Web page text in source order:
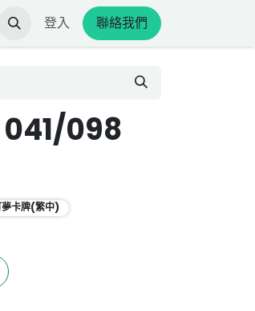
登入 聯絡我們
041/098
卡牌(繁中)